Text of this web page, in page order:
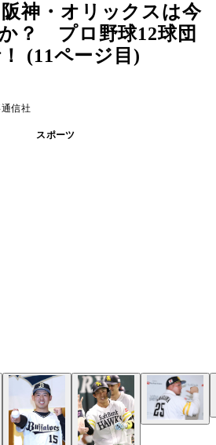
阪神・オリックスは今
？ プロ野球12球団
(11ページ目)
信社
スポーツ
走でリーグ優勝を果たした阪神・岡
たって巨人軍を引っ張ってきた菅野
。ベテランとしてもうひと花咲かせ
ムロン毛＂として話題を呼んだ西武